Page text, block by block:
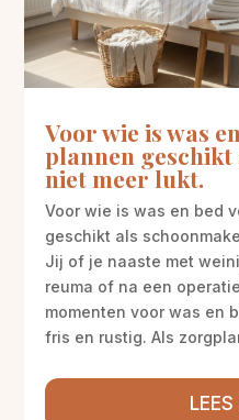
Voor wie is was
plannen geschikt
niet meer lukt.
Voor wie is was en bed
geschikt als
Jij of je naaste met
reuma of na een
momenten voor was en
fris en rustig. Als
LEES